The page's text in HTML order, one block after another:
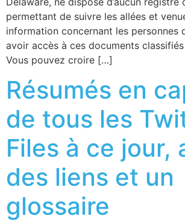
permettant de suivre les allées et
information concernant les personnes
avoir accès à ces documents classifiés
Vous pouvez croire […]
Résumés en
de tous les
Files à ce jour,
des liens et un
glossaire